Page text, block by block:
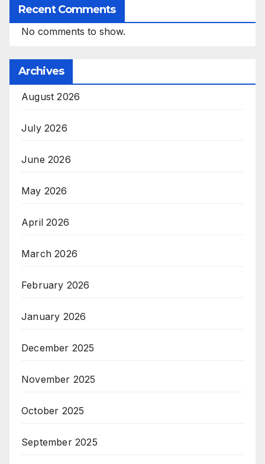
Recent Comments
No comments to show.
Archives
August 2026
July 2026
June 2026
May 2026
April 2026
March 2026
February 2026
January 2026
December 2025
November 2025
October 2025
September 2025